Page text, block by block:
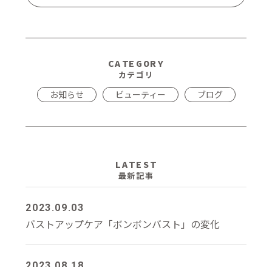
CATEGORY
カテゴリ
お知らせ ビューティー ブログ
LATEST
最新記事
2023.09.03
バストアップケア「ボンボンバスト」の変化